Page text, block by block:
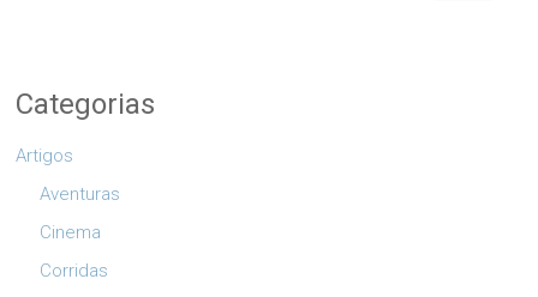
Categorias
Artigos
Aventuras
Cinema
Corridas